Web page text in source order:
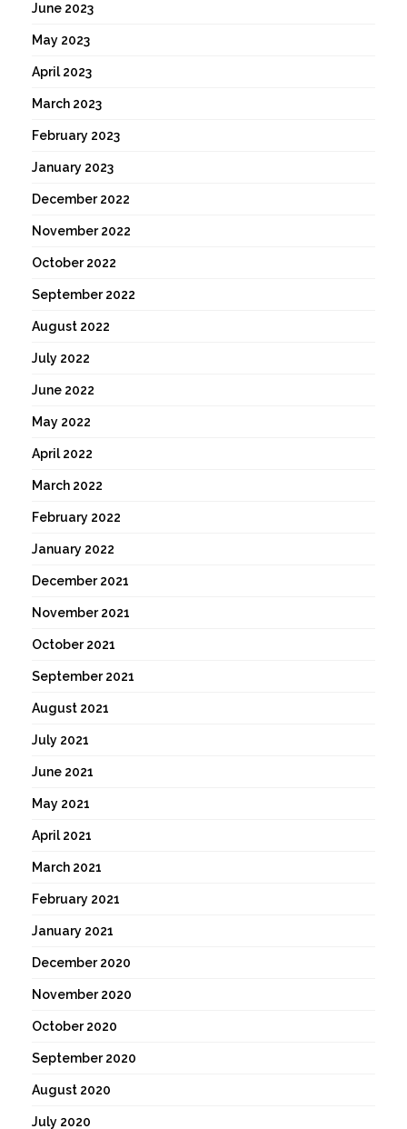
June 2023
May 2023
April 2023
March 2023
February 2023
January 2023
December 2022
November 2022
October 2022
September 2022
August 2022
July 2022
June 2022
May 2022
April 2022
March 2022
February 2022
January 2022
December 2021
November 2021
October 2021
September 2021
August 2021
July 2021
June 2021
May 2021
April 2021
March 2021
February 2021
January 2021
December 2020
November 2020
October 2020
September 2020
August 2020
July 2020